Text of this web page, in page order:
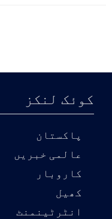
کوئک لنکز
پاکستان
عالمی خبریں
کاروبار
کھیل
انٹرٹینمنٹ